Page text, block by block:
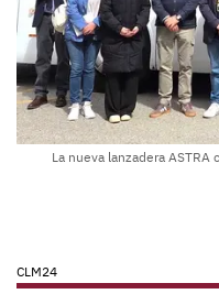
La nueva lanzadera
CLM24